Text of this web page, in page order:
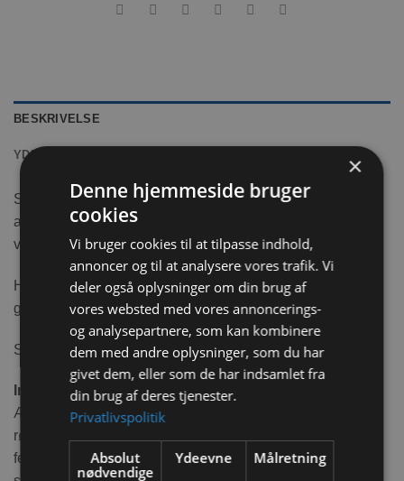
BESKRIVELSE
YDERLIGERE INFORMATION
Sunde gnaverstænger er et hit, dyr kan lige så nemt som
andre blive overvægtige, derfor er det godt med et sundt
valg.
Her får du de lækre ovnbagte og helt kornfrie
gnaverstænger med rødbede og fennikel.
Se resten af gnaverstængerneher
Ingredienser:
Ærter, græsfrø, kanariegræsfrø, brændenælde, boghvede,
rødbeder 3%, fennikel 2%, persille, gulerødder, hampfrø,
fennikelfrø 1,4%, hørfrø, pebermynte, mælkebøtte, sort
×
Denne hjemmeside bruger
cookies
Vi bruger cookies til at tilpasse indhold,
annoncer og til at analysere vores trafik. Vi
deler også oplysninger om din brug af
vores websted med vores annoncerings-
og analysepartnere, som kan kombinere
dem med andre oplysninger, som du har
givet dem, eller som de har indsamlet fra
din brug af deres tjenester.
Privatlivspolitik
Absolut
nødvendige
Ydeevne Målretning